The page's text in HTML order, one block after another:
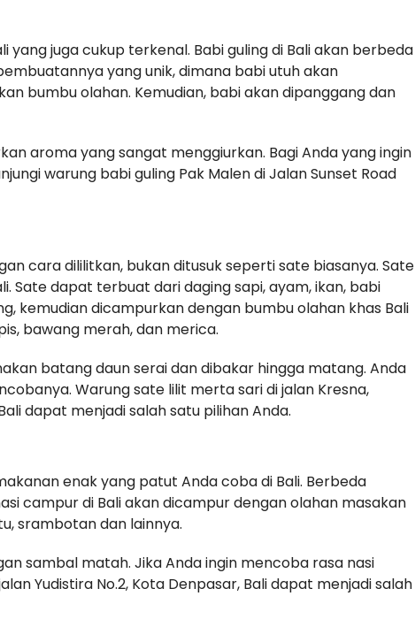
yang juga cukup terkenal. Babi guling di Bali akan berbeda
yang unik, dimana babi utuh akan
bumbu olahan. Kemudian, babi akan dipanggang dan
aroma yang sangat menggiurkan. Bagi Anda yang ingin
warung babi guling Pak Malen di Jalan Sunset Road
cara dililitkan, bukan ditusuk seperti sate biasanya. Sate
Sate dapat terbuat dari daging sapi, ayam, ikan, babi
kemudian dicampurkan dengan bumbu olahan khas Bali
bawang merah, dan merica.
batang daun serai dan dibakar hingga matang. Anda
Warung sate lilit merta sari di jalan Kresna,
dapat menjadi salah satu pilihan Anda.
enak yang patut Anda coba di Bali. Berbeda
campur di Bali akan dicampur dengan olahan masakan
srambotan dan lainnya.
sambal matah. Jika Anda ingin mencoba rasa nasi
Yudistira No.2, Kota Denpasar, Bali dapat menjadi salah